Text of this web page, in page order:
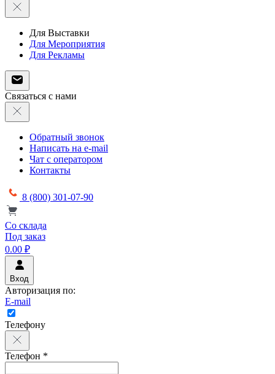
Для Выставки
Для Мероприятия
Для Рекламы
Связаться с нами
Обратный звонок
Написать на e-mail
Чат с оператором
Контакты
8 (800) 301-07-90
Со склада
Под заказ
0.00 ₽
Вход
Авторизация по:
E-mail
Телефону
Телефон *